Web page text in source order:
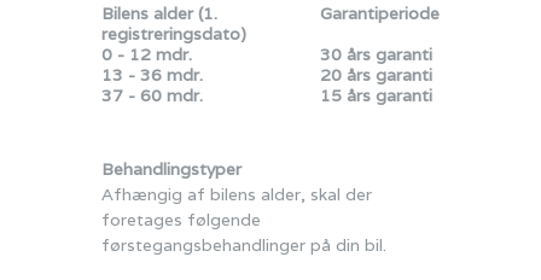
Bilens alder (1.
registreringsdato)
Garantiperiode
0 - 12 mdr.
30 års garanti
13 - 36 mdr.
20 års garanti
37 - 60 mdr.
15 års garanti
Behandlingstyper
Afhængig af bilens alder, skal der
foretages følgende
førstegangsbehandlinger på din bil.